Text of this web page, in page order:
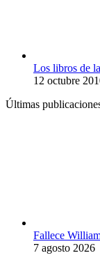
Los libros de
12 octubre
Últimas
Fallece
7 agosto 2026